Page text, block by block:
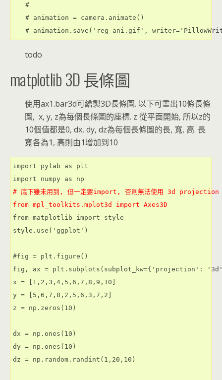
#
# animation = camera.animate()
todo
matplotlib 3D 長條圖
使用ax1.bar3d可繪製3D長條圖. 以下可畫出10條長條
圖, x, y, z為每個長條圖的座標. z 從平面開始, 所以z的
10個值都是0, dx, dy, dz為每個長條圖的長, 寬, 高. 長
寬各為1, 高則由1增加到10
import pylab as plt
# 底下雖未用到, 但一定要import, 否則無法使用 3d projection
from mpl_toolkits.mplot3d import Axes3D
from matplotlib import style
style.use('ggplot')
#fig = plt.figure()
fig, ax = plt.subplots(subplot_kw={'projection':
x = [1,2,3,4,5,6,7,8,9,10]
y = [5,6,7,8,2,5,6,3,7,2]
z = np.zeros(10)
dx = np.ones(10)
dy = np.ones(10)
dz = np.random.randint(1,20,10)